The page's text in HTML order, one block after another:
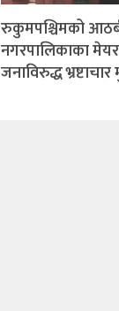
रुकुमपश्चिमको
नगरपालिकाका
जनाविरुद्ध भ्रष्टाचार